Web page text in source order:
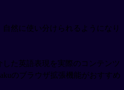
然に使い分けられるようになり
た英語表現を実際のコンテンツ
のブラウザ拡張機能がおすすめ